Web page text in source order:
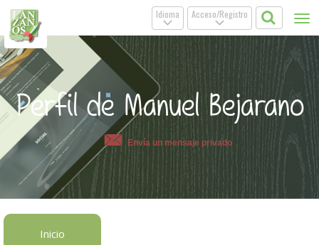
Acceso/Registro
.
Idioma
.
Perfil de Manuel Bejarano
Envía un mensaje privado
Inicio